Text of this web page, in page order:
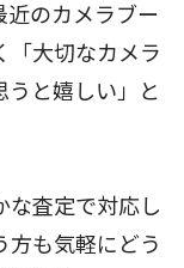
近のカメラブー
「大切なカメラ
うと嬉しい」と
な査定で対応し
方も気軽にどう